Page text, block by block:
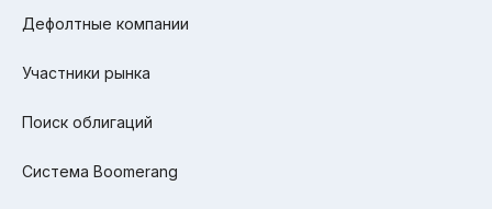
Дефолтные компании
Участники рынка
Поиск облигаций
Система Boomerang